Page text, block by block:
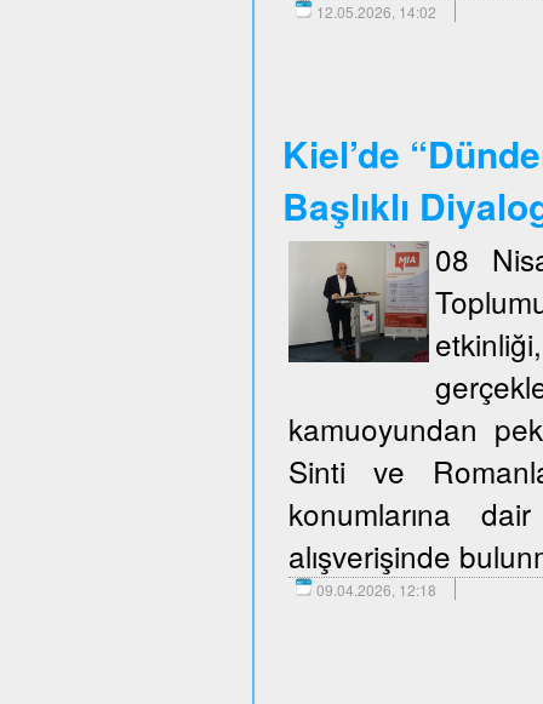
12.05.2026, 14:02
Kiel’de
Başlıklı
08
kamuoyundan pek
Sinti ve
konumlarına
alışverişinde
09.04.2026, 12:18